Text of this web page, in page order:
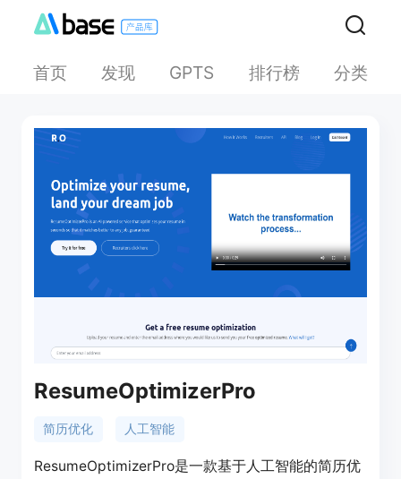
首页 发现 GPTS 排行榜 分类
ResumeOptimizerPro
简历优化 人工智能
ResumeOptimizerPro是一款基于人工智能的简历优